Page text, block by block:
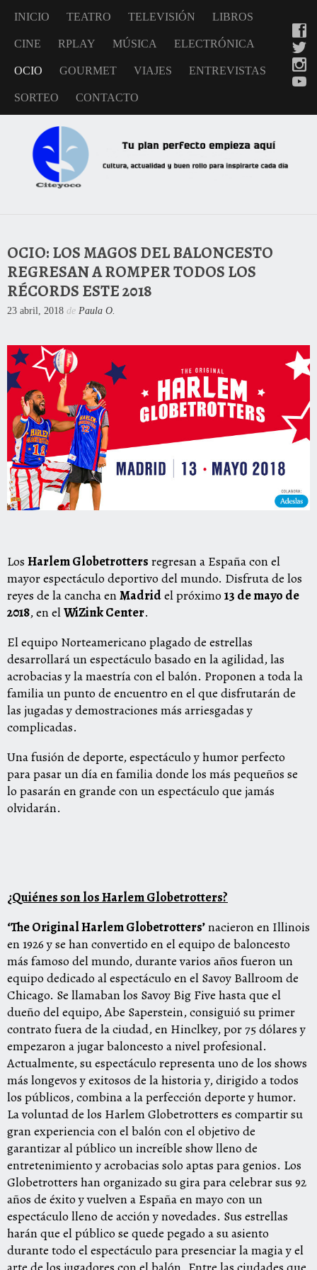
INICIO TEATRO TELEVISIÓN LIBROS
CINE RPLAY MÚSICA ELECTRÓNICA
OCIO GOURMET VIAJES ENTREVISTAS
SORTEO CONTACTO
OCIO: LOS MAGOS DEL BALONCESTO
REGRESAN A ROMPER TODOS LOS
RÉCORDS ESTE 2018
23 abril, 2018 de Paula O.
Los Harlem Globetrotters regresan a España con el
mayor espectáculo deportivo del mundo. Disfruta de los
reyes de la cancha enMadridel próximo 13 de mayo de
2018, en elWiZink Center.
El equipo Norteamericano plagado de estrellas
desarrollará un espectáculo basado en la agilidad, las
acrobacias y la maestría con el balón. Proponen a toda la
familia un punto de encuentro en el que disfrutarán de
las jugadas y demostraciones más arriesgadas y
complicadas.
Una fusión de deporte, espectáculo y humor perfecto
para pasar un día en familia donde los más pequeños se
lo pasarán en grande con un espectáculo que jamás
olvidarán.
¿Quiénes son los Harlem Globetrotters?
‘The Original Harlem Globetrotters’nacieron en Illinois
en 1926 y se han convertido en el equipo de baloncesto
más famoso del mundo, durante varios años fueron un
equipo dedicado al espectáculo en el Savoy Ballroom de
Chicago. Se llamaban los Savoy Big Five hasta que el
dueño del equipo, Abe Saperstein, consiguió su primer
contrato fuera de la ciudad, en Hinclkey, por 75 dólares y
empezaron a jugar baloncesto a nivel profesional.
Actualmente, su espectáculo representa uno de los shows
más longevos y exitosos de la historia y, dirigido a todos
los públicos, combina a la perfección deporte y humor.
La voluntad de los Harlem Globetrotters es compartir su
gran experiencia con el balón con el objetivo de
garantizar al público un increíble show lleno de
entretenimiento y acrobacias solo aptas para genios. Los
Globetrotters han organizado su gira para celebrar sus 92
años de éxito y vuelven a España en mayo con un
espectáculo lleno de acción y novedades. Sus estrellas
harán que el público se quede pegado a su asiento
durante todo el espectáculo para presenciar la magia y el